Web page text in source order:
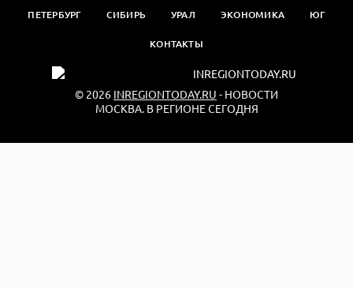
ПЕТЕРБУРГ СИБИРЬ УРАЛ ЭКОНОМИКА ЮГ
КОНТАКТЫ
© 2026 INREGIONTODAY.RU - НОВОСТИ
МОСКВА. В РЕГИОНЕ СЕГОДНЯ